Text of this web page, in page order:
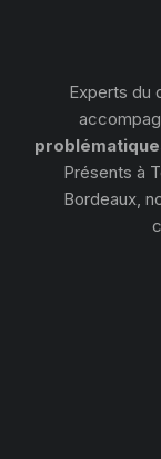
Experts du
Présents à
Bordeaux,